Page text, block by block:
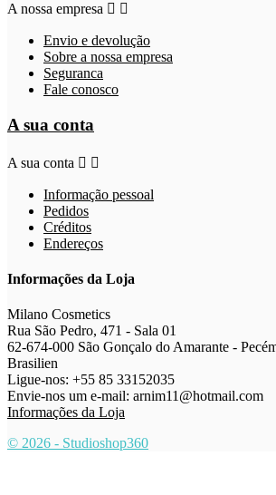
A nossa empresa  
Envio e devolução
Sobre a nossa empresa
Seguranca
Fale conosco
A sua conta
A sua conta  
Informação pessoal
Pedidos
Créditos
Endereços
Informações da Loja
Milano Cosmetics
Rua São Pedro, 471 - Sala 01
62-674-000 São Gonçalo do Amarante -
Brasilien
Ligue-nos: +55 85 33152035
Envie-nos um e-mail: arnim11@hotmail.com
Informações da Loja
© 2026 - Studioshop360